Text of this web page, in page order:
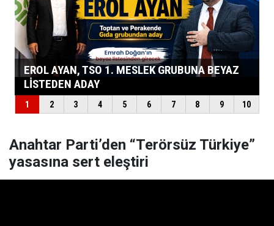
Anahtar Parti’den “Terörsüz Türkiye”
yasasına sert eleştiri